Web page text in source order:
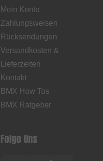
Mein Konto
Zahlungsweisen
Rücksendungen
Versandkosten &
Lieferzeiten
Kontakt
BMX How Tos
BMX Ratgeber
Folge Uns